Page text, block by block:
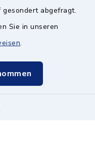
abgefragt.
Sie in unseren
.